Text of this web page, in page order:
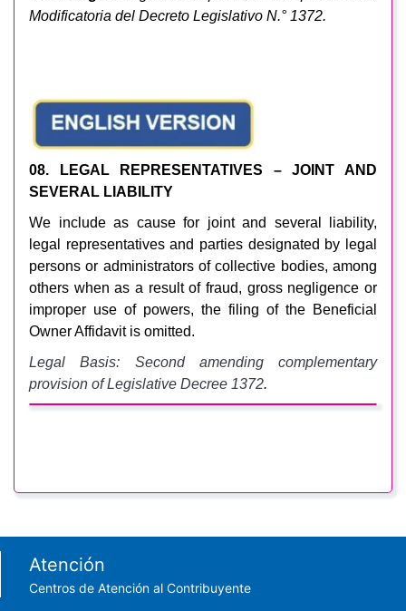
Modificatoria del Decreto Legislativo N.° 1372.
08. LEGAL REPRESENTATIVES – JOINT AND
SEVERAL LIABILITY
We include as cause for joint and several liability,
legal representatives and parties designated by legal
persons or administrators of collective bodies, among
others when as a result of fraud, gross negligence or
improper use of powers, the filing of the Beneficial
Owner Affidavit is omitted.
Legal Basis: Second amending complementary
provision of Legislative Decree 1372.
Footer menu
Atención
Centros de Atención al Contribuyente